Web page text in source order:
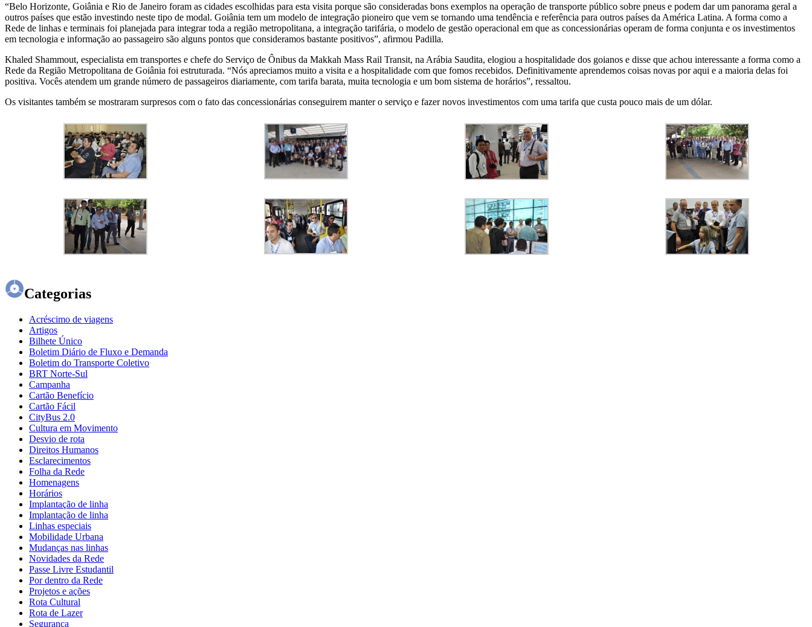
“Belo Horizonte, Goiânia e Rio de Janeiro foram as cidades escolhidas para esta visita porque são consideradas bons exemplos na operação de transporte público sobre pneus e podem dar um panorama geral a
outros países que estão investindo neste tipo de modal. Goiânia tem um modelo de integração pioneiro que vem se tornando uma tendência e referência para outros países da América Latina. A forma como a
Rede de linhas e terminais foi planejada para integrar toda a região metropolitana, a integração tarifária, o modelo de gestão operacional em que as concessionárias operam de forma conjunta e os investimentos
em tecnologia e informação ao passageiro são alguns pontos que consideramos bastante positivos”, afirmou Padilla.
Khaled Shammout, especialista em transportes e chefe do Serviço de Ônibus da Makkah Mass Rail Transit, na Arábia Saudita, elogiou a hospitalidade dos goianos e disse que achou interessante a forma como a
Rede da Região Metropolitana de Goiânia foi estruturada. “Nós apreciamos muito a visita e a hospitalidade com que fomos recebidos. Definitivamente aprendemos coisas novas por aqui e a maioria delas foi
positiva. Vocês atendem um grande número de passageiros diariamente, com tarifa barata, muita tecnologia e um bom sistema de horários”, ressaltou.
Os visitantes também se mostraram surpresos com o fato das concessionárias conseguirem manter o serviço e fazer novos investimentos com uma tarifa que custa pouco mais de um dólar.
Categorias
Acréscimo de viagens
Artigos
Bilhete Único
Boletim Diário de Fluxo e Demanda
Boletim do Transporte Coletivo
BRT Norte-Sul
Campanha
Cartão Benefício
Cartão Fácil
CityBus 2.0
Cultura em Movimento
Desvio de rota
Direitos Humanos
Esclarecimentos
Folha da Rede
Homenagens
Horários
Implantação de linha
Implantação de linha
Linhas especiais
Mobilidade Urbana
Mudanças nas linhas
Novidades da Rede
Passe Livre Estudantil
Por dentro da Rede
Projetos e ações
Rota Cultural
Rota de Lazer
Segurança